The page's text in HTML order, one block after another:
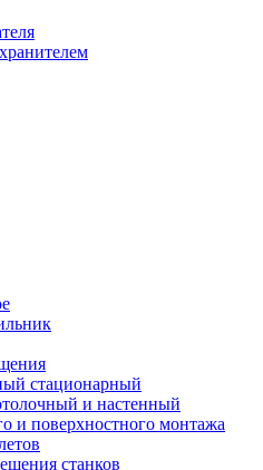
стационарный
и настенный
и поверхностного монтажа
станков